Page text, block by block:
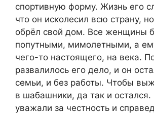
спортивную форму. Жизнь его
что он исколесил всю страну,
обрёл свой дом. Все женщины
попутными, мимолетными, а
чего-то настоящего, на века.
развалилось его дело, и он
семьи, и без работы. Чтобы
в шабашники, да так и
уважали за честность и